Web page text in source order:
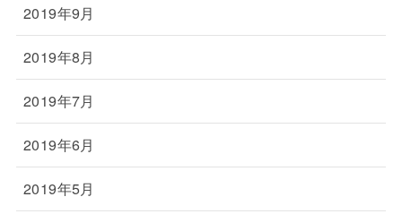
2019年9月
2019年8月
2019年7月
2019年6月
2019年5月